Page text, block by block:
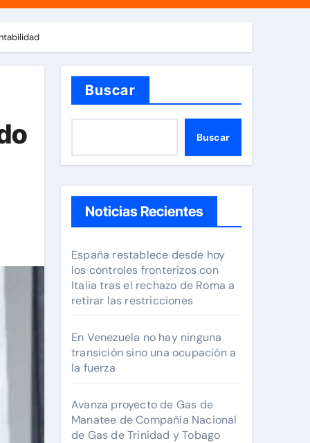
Buscar
Buscar
Noticias Recientes
España restablece desde hoy
los controles fronterizos con
Italia tras el rechazo de Roma a
retirar las restricciones
En Venezuela no hay ninguna
transición sino una ocupación a
la fuerza
Avanza proyecto de Gas de
Manatee de Compañía Nacional
de Gas de Trinidad y Tobago